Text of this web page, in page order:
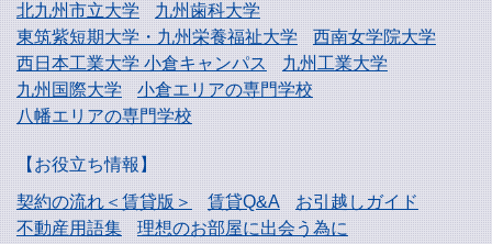
北九州市立大学
九州歯科大学
東筑紫短期大学・九州栄養福祉大学
西南女学院大学
西日本工業大学小倉キャンパス
九州工業大学
九州国際大学
小倉エリアの専門学校
八幡エリアの専門学校
【お役立ち情報】
契約の流れ＜賃貸版＞
賃貸Q&A
お引越しガイド
不動産用語集
理想のお部屋に出会う為に